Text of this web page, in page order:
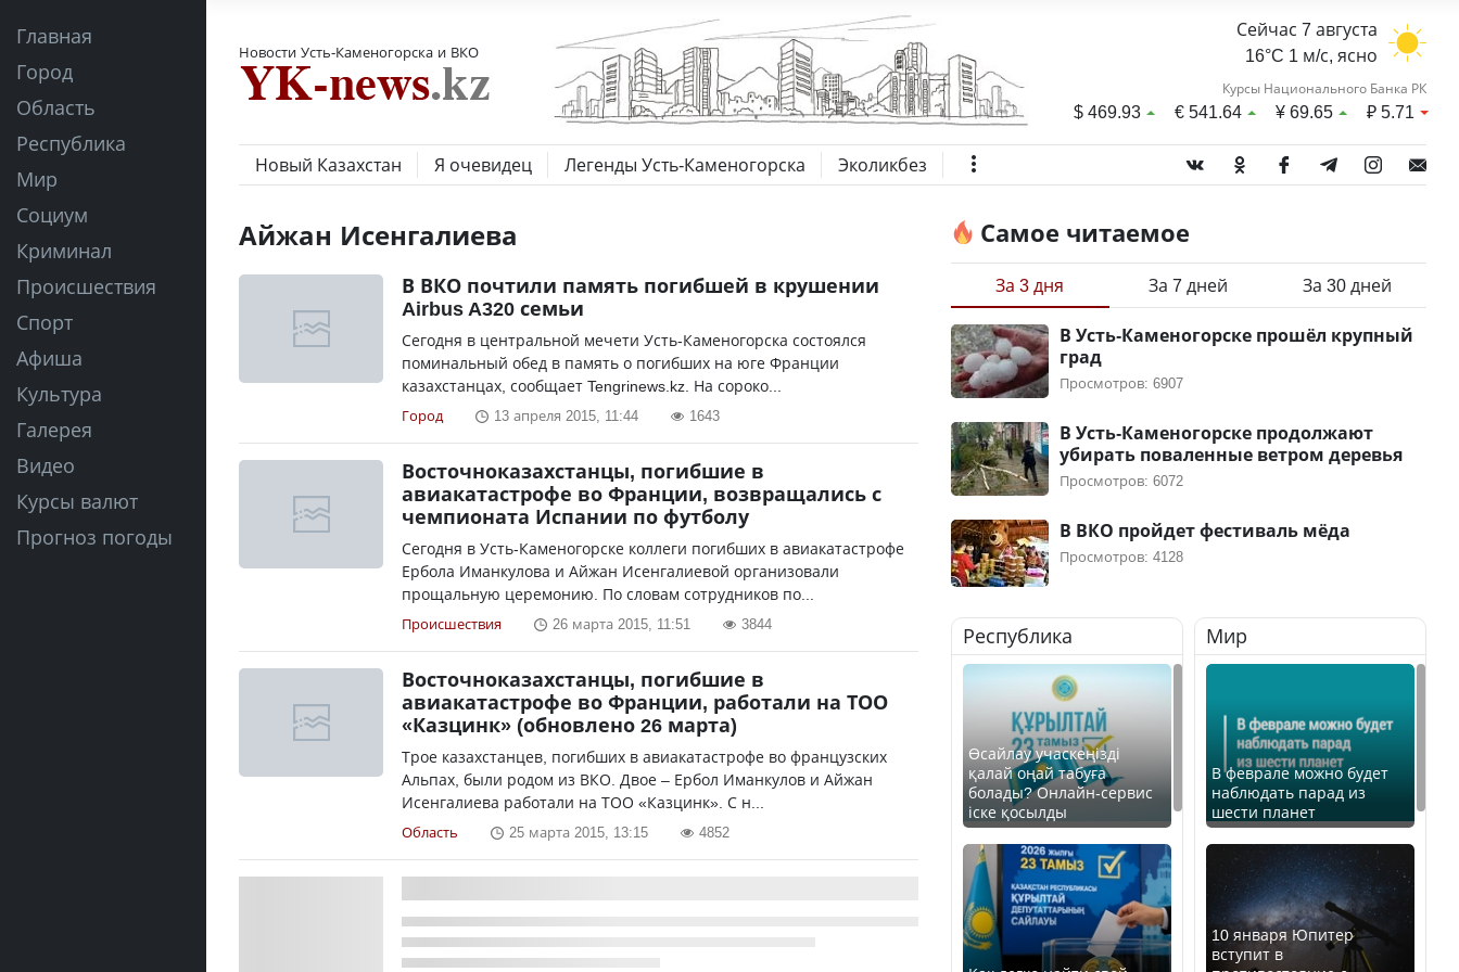
Главная
Город
Область
Республика
Мир
Социум
Криминал
Происшествия
Спорт
Афиша
Культура
Галерея
Видео
Курсы валют
Прогноз погоды
Новости Усть-Каменогорска и ВКО
Сейчас 7 августа
16°C 1 м/с, ясно
Курсы Национального Банка РК
$469.93 €541.64 ¥69.65 ₽5.71
Новый Казахстан Я очевидец Легенды Усть-Каменогорска Эколикбез
Айжан Исенгалиева
В ВКО почтили память погибшей в крушении
Airbus A320 семьи
Сегодня в центральной мечети Усть-Каменогорска состоялся
поминальный обед в память о погибших на юге Франции
казахстанцах, сообщает Tengrinews.kz. На сороко...
Город 13 апреля 2015, 11:44 1643
Восточноказахстанцы, погибшие в
авиакатастрофе во Франции, возвращались с
чемпионата Испании по футболу
Сегодня в Усть-Каменогорске коллеги погибших в авиакатастрофе
Ербола Иманкулова и Айжан Исенгалиевой организовали
прощальную церемонию. По словам сотрудников по...
Происшествия 26 марта 2015, 11:51 3844
Восточноказахстанцы, погибшие в
авиакатастрофе во Франции, работали на ТОО
«Казцинк» (обновлено 26 марта)
Трое казахстанцев, погибших в авиакатастрофе во французских
Альпах, были родом из ВКО. Двое – Ербол Иманкулов и Айжан
Исенгалиева работали на ТОО «Казцинк». С н...
Область 25 марта 2015, 13:15 4852
Самое читаемое
За 3 дня За 7 дней За 30 дней
В Усть-Каменогорске прошёл крупный
град
Просмотров: 6907
В Усть-Каменогорске продолжают
убирать поваленные ветром деревья
Просмотров: 6072
В ВКО пройдет фестиваль мёда
Просмотров: 4128
Республика
Өсайлау учаскеңізді
қалай оңай табуға
болады? Онлайн-сервис
іске қосылды
Мир
В феврале можно будет
наблюдать парад из
шести планет
10 января Юпитер
вступит в